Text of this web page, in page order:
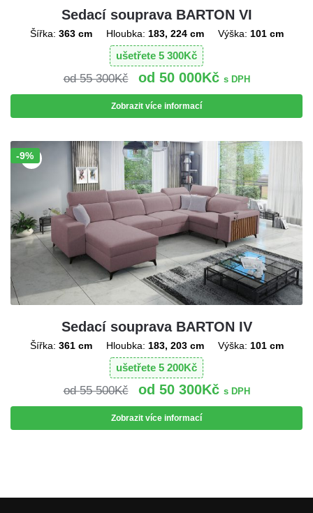
Sedací souprava BARTON VI
Šířka: 363 cm Hloubka: 183, 224 cm Výška: 101 cm
ušetřete 5 300Kč
55 300Kč 50 000Kč s DPH
Zobrazit více informací
Sleva!
-9%
Sedací souprava BARTON IV
Šířka: 361 cm Hloubka: 183, 203 cm Výška: 101 cm
ušetřete 5 200Kč
55 500Kč 50 300Kč s DPH
Zobrazit více informací